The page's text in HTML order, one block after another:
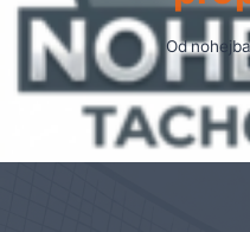
Od